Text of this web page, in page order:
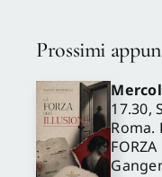
Prossimi
17.30,
Roma.